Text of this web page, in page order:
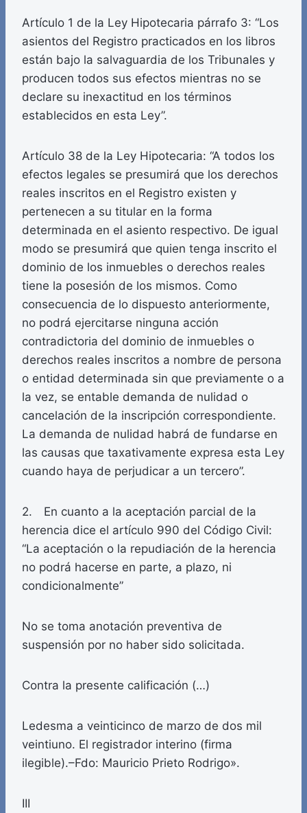
Artículo 1 de la Ley Hipotecaria párrafo 3: “Los
asientos del Registro practicados en los libros
están bajo la salvaguardia de los Tribunales y
producen todos sus efectos mientras no se
declare su inexactitud en los términos
establecidos en esta Ley”.
Artículo 38 de la Ley Hipotecaria: “A todos los
efectos legales se presumirá que los derechos
reales inscritos en el Registro existen y
pertenecen a su titular en la forma
determinada en el asiento respectivo. De igual
modo se presumirá que quien tenga inscrito el
dominio de los inmuebles o derechos reales
tiene la posesión de los mismos. Como
consecuencia de lo dispuesto anteriormente,
no podrá ejercitarse ninguna acción
contradictoria del dominio de inmuebles o
derechos reales inscritos a nombre de persona
o entidad determinada sin que previamente o a
la vez, se entable demanda de nulidad o
cancelación de la inscripción correspondiente.
La demanda de nulidad habrá de fundarse en
las causas que taxativamente expresa esta Ley
cuando haya de perjudicar a un tercero”.
2. En cuanto a la aceptación parcial de la
herencia dice el artículo 990 del Código Civil:
“La aceptación o la repudiación de la herencia
no podrá hacerse en parte, a plazo, ni
condicionalmente”
No se toma anotación preventiva de
suspensión por no haber sido solicitada.
Contra la presente calificación (…)
Ledesma a veinticinco de marzo de dos mil
veintiuno. El registrador interino (firma
ilegible).–Fdo: Mauricio Prieto Rodrigo».
III